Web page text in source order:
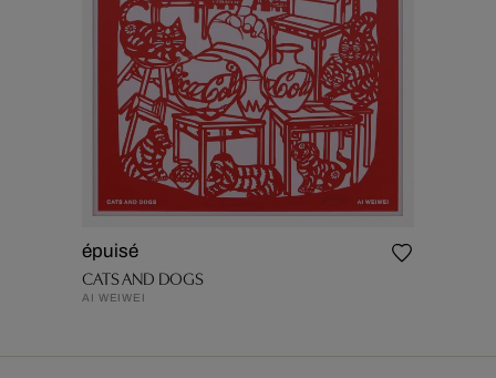
épuisé
CATS AND DOGS
AI WEIWEI